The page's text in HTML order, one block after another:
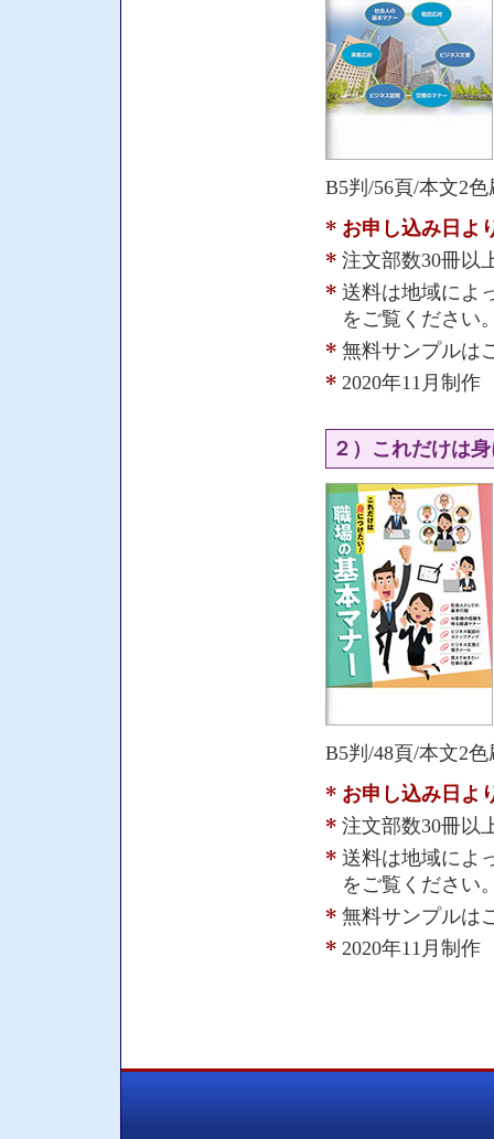
B5判/56頁/本文2
お申し込み日よ
注文部数30冊以
送料は地域によ
をご覧ください
無料サンプルは
2020年11月制作
２）これだけは
B5判/48頁/本文2
お申し込み日よ
注文部数30冊以
送料は地域によ
をご覧ください
無料サンプルは
2020年11月制作